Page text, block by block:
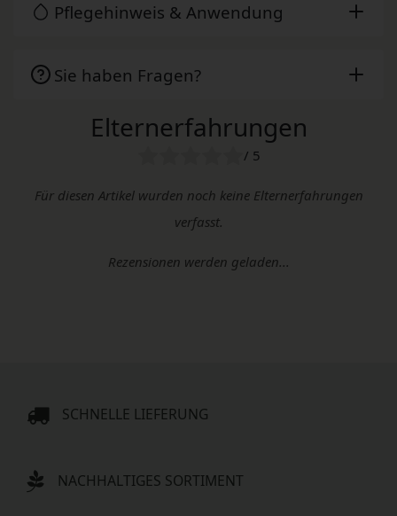
Pflegehinweis & Anwendung
Sie haben Fragen?
Elternerfahrungen
/ 5
Für diesen Artikel wurden noch keine Elternerfahrungen
verfasst.
Rezensionen werden geladen...
SCHNELLE LIEFERUNG
NACHHALTIGES SORTIMENT